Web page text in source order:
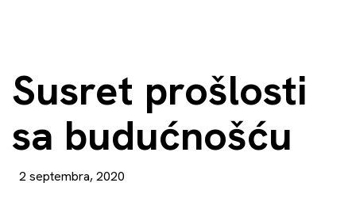
Susret prošlosti
sa budućnošću
2 septembra, 2020